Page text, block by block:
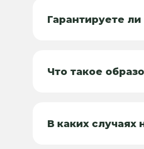
Гарантируете
Что такое
В каких случаях